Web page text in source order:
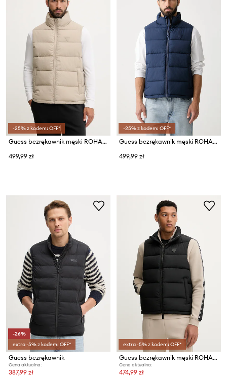
-25% z kodem: OFF*
Guess bezrękawnik męski ROHAN
499,99 zł
-25% z kodem: OFF*
Guess bezrękawnik męski ROHAN
499,99 zł
-26%
extra -5% z kodem: OFF*
Guess bezrękawnik
Cena aktualna:
387,99 zł
extra -5% z kodem: OFF*
Guess bezrękawnik męski ROHAN
Cena aktualna:
474,99 zł